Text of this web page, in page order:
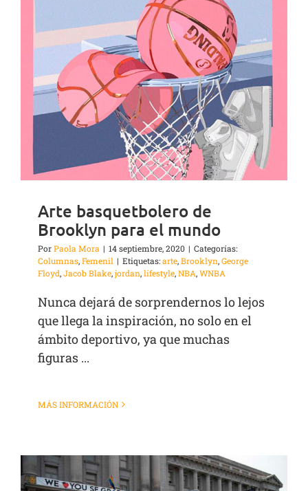
Arte basquetbolero de
Brooklyn para el mundo
PorPaola Mora | 14 septiembre, 2020 | Categorías:
Columnas,Femenil | Etiquetas:arte,Brooklyn,George
Floyd,Jacob Blake,jordan,lifestyle,NBA,WNBA
Nunca dejará de sorprendernos lo lejos
que llega la inspiración, no solo en el
ámbito deportivo, ya que muchas
figuras ...
MÁS INFORMACIÓN